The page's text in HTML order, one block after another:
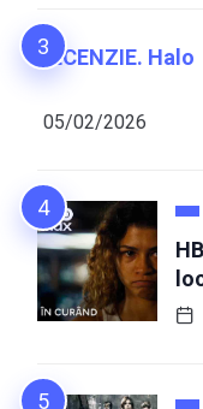
RECENZIE. Halo
05/02/2026